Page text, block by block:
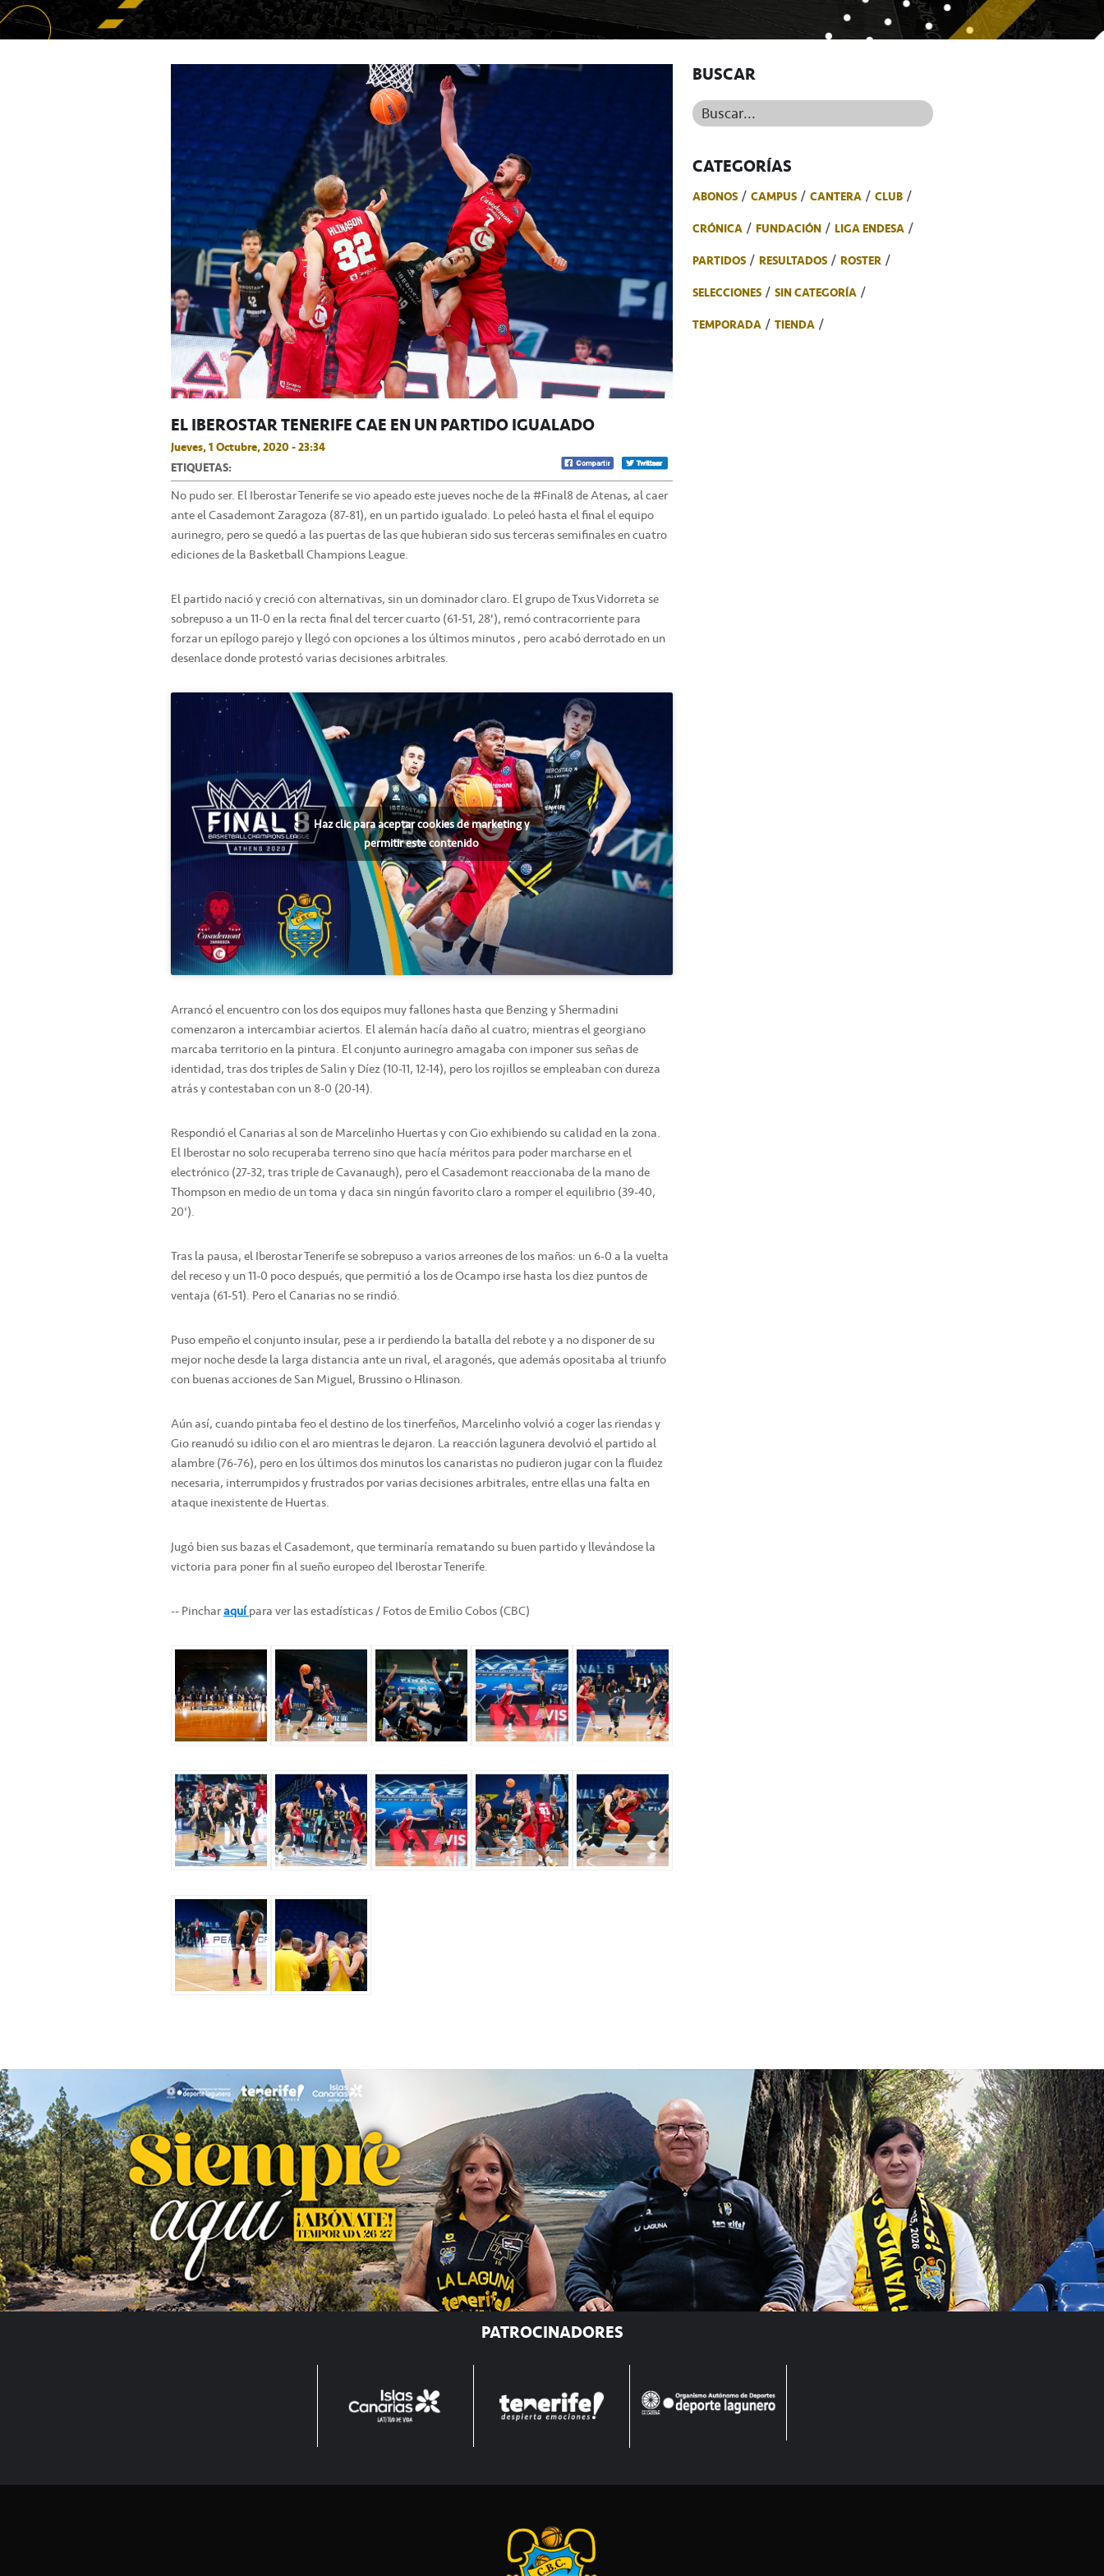
EL IBEROSTAR TENERIFE CAE EN UN PARTIDO IGUALADO
Jueves, 1 Octubre, 2020 - 23:34
ETIQUETAS:
No pudo ser. El Iberostar Tenerife se vio apeado este jueves noche de la #Final8 de Atenas, al caer
ante el Casademont Zaragoza (87-81), en un partido igualado. Lo peleó hasta el final el equipo
aurinegro, pero se quedó a las puertas de las que hubieran sido sus terceras semifinales en cuatro
ediciones de la Basketball Champions League.
El partido nació y creció con alternativas, sin un dominador claro. El grupo de Txus Vidorreta se
sobrepuso a un 11-0 en la recta final del tercer cuarto (61-51, 28'), remó contracorriente para
forzar un epílogo parejo y llegó con opciones a los últimos minutos , pero acabó derrotado en un
desenlace donde protestó varias decisiones arbitrales.
Haz clic para aceptar cookies de marketing y
permitir este contenido
Arrancó el encuentro con los dos equipos muy fallones hasta que Benzing y Shermadini
comenzaron a intercambiar aciertos. El alemán hacía daño al cuatro; mientras el georgiano
marcaba territorio en la pintura. El conjunto aurinegro amagaba con imponer sus señas de
identidad, tras dos triples de Salin y Díez (10-11, 12-14), pero los rojillos se empleaban con dureza
atrás y contestaban con un 8-0 (20-14).
Respondió el Canarias al son de Marcelinho Huertas y con Gio exhibiendo su calidad en la zona.
El Iberostar no solo recuperaba terreno sino que hacía méritos para poder marcharse en el
electrónico (27-32, tras triple de Cavanaugh), pero el Casademont reaccionaba de la mano de
Thompson en medio de un toma y daca sin ningún favorito claro a romper el equilibrio (39-40,
20').
Tras la pausa, el Iberostar Tenerife se sobrepuso a varios arreones de los maños: un 6-0 a la vuelta
del receso y un 11-0 poco después, que permitió a los de Ocampo irse hasta los diez puntos de
ventaja (61-51). Pero el Canarias no se rindió.
Puso empeño el conjunto insular, pese a ir perdiendo la batalla del rebote y a no disponer de su
mejor noche desde la larga distancia ante un rival, el aragonés, que además opositaba al triunfo
con buenas acciones de San Miguel, Brussino o Hlinason.
Aún así, cuando pintaba feo el destino de los tinerfeños, Marcelinho volvió a coger las riendas y
Gio reanudó su idilio con el aro mientras le dejaron. La reacción lagunera devolvió el partido al
alambre (76-76), pero en los últimos dos minutos los canaristas no pudieron jugar con la fluidez
necesaria, interrumpidos y frustrados por varias decisiones arbitrales, entre ellas una falta en
ataque inexistente de Huertas.
Jugó bien sus bazas el Casademont, que terminaría rematando su buen partido y llevándose la
victoria para poner fin al sueño europeo del Iberostar Tenerife.
-- Pincharaquípara ver las estadísticas / Fotos de Emilio Cobos (CBC)
BUSCAR
Buscar...
CATEGORÍAS
ABONOS CAMPUS CANTERA
CLUB
CRÓNICA
FUNDACIÓN
LIGA ENDESA
PARTIDOS
RESULTADOS
ROSTER
SELECCIONES
SIN CATEGORÍA
TEMPORADA
TIENDA
PATROCINADORES